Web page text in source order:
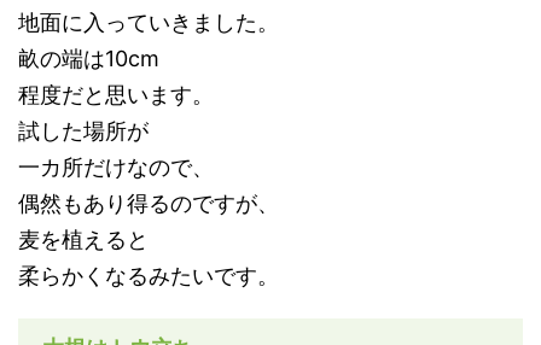
地面に入っていきました。
畝の端は10cm
程度だと思います。
試した場所が
一カ所だけなので、
偶然もあり得るのですが、
麦を植えると
柔らかくなるみたいです。